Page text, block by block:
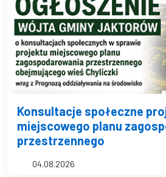
Konsultacje społeczne
miejscowego planu
przestrzennego
04.08.2026